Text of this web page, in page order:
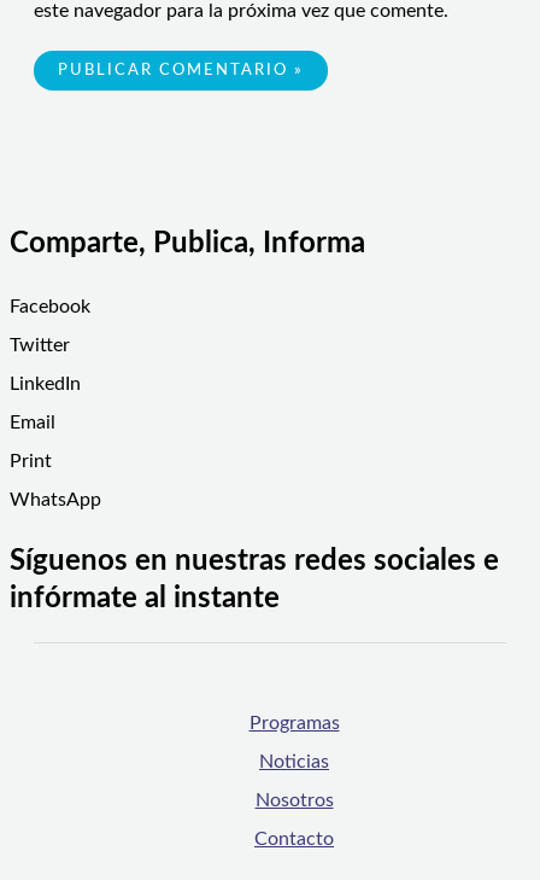
este navegador para la próxima vez que comente.
Comparte, Publica, Informa
Facebook
Twitter
LinkedIn
Email
Print
WhatsApp
Síguenos en nuestras redes sociales e
infórmate al instante
Programas
Noticias
Nosotros
Contacto